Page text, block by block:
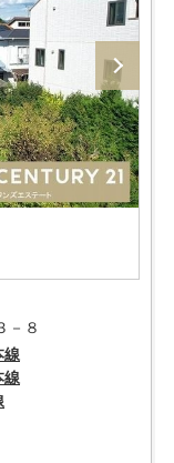
－８
線
線